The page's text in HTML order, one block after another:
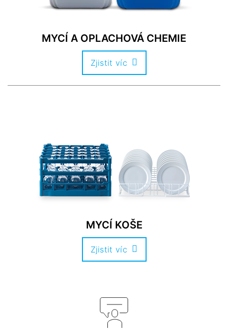
MYCÍ A OPLACHOVÁ CHEMIE
Zjistit víc
MYCÍ KOŠE
Zjistit víc